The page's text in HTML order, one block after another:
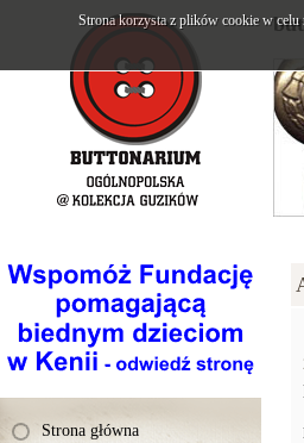
Strona główna
Strona korzysta z plików cookie w celu